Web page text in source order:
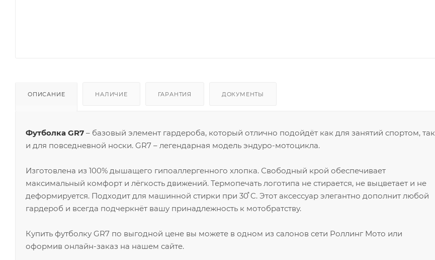
ОПИСАНИЕ НАЛИЧИЕ ГАРАНТИЯ ДОКУМЕНТЫ
Футболка GR7 – базовый элемент гардероба, который отлично подойдёт как для занятий спортом, так
и для повседневной носки. GR7 – легендарная модель эндуро-мотоцикла.
Изготовлена из 100% дышащего гипоаллергенного хлопка. Свободный крой обеспечивает
максимальный комфорт и лёгкость движений. Термопечать логотипа не стирается, не выцветает и не
деформируется. Подходит для машинной стирки при 30֯ C. Этот аксессуар элегантно дополнит любой
гардероб и всегда подчеркнёт вашу принадлежность к мотобратству.
Купить футболку GR7 по выгодной цене вы можете в одном из салонов сети Роллинг Мото или
оформив онлайн-заказ на нашем сайте.